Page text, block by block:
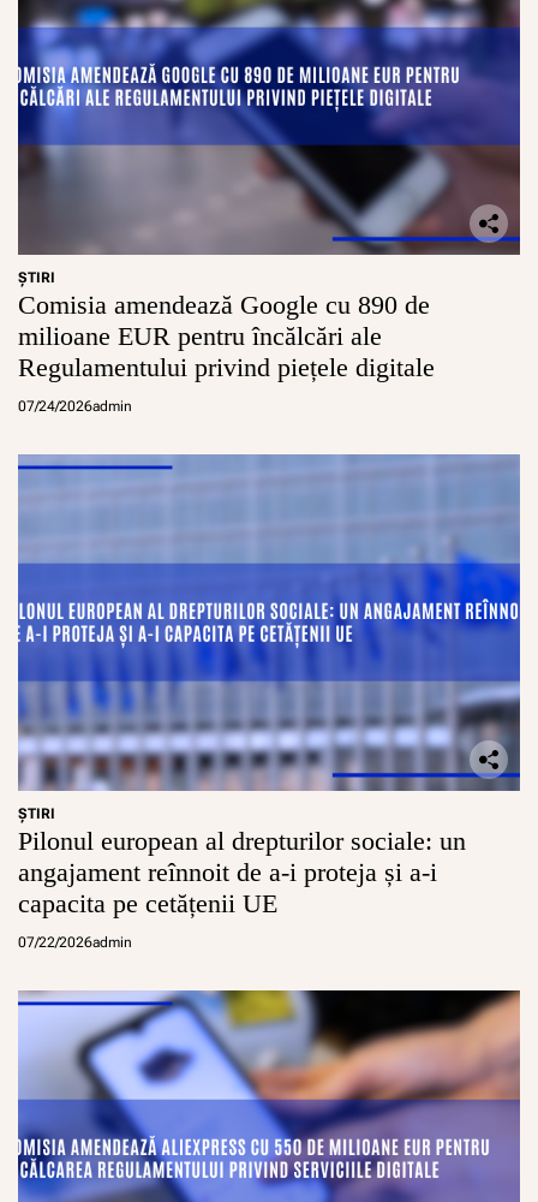
ŞTIRI
Comisia amendează Google cu 890 de
milioane EUR pentru încălcări ale
Regulamentului privind piețele digitale
07/24/2026admin
ŞTIRI
Pilonul european al drepturilor sociale: un
angajament reînnoit de a-i proteja și a-i
capacita pe cetățenii UE
07/22/2026admin